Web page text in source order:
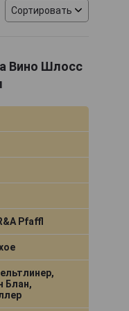
и игристые
Muskateller и
к экологии
Вина
награждались
I урожая 2023
серебряную
сочетает
среди
Сортировать
Вино Шлосс
Pfaffl
Блан,